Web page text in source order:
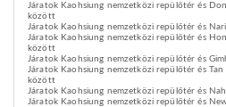
Járatok Kaohsiung nemzetközi repülőtér és
között
Járatok Kaohsiung nemzetközi repülőtér és
Járatok Kaohsiung nemzetközi repülőtér és
között
Járatok Kaohsiung nemzetközi repülőtér és
Járatok Kaohsiung nemzetközi repülőtér és
között
Járatok Kaohsiung nemzetközi repülőtér és
Járatok Kaohsiung nemzetközi repülőtér és